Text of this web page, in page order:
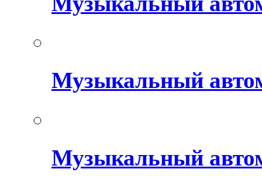
Музыкальный
Музыкальный